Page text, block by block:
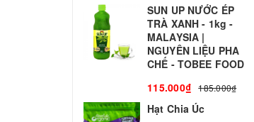
SUN UP NƯỚC ÉP
TRÀ XANH - 1kg -
MALAYSIA |
NGUYÊN LIỆU PHA
CHẾ - TOBEE FOOD
115.000₫
185.000₫
Hạt Chia Úc